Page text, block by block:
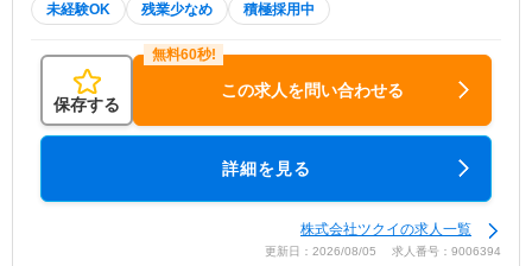
未経験OK 残業少なめ 積極採用中
保存する
この求人を問い合わせる
詳細を見る
株式会社ツクイの求人一覧
更新日：2026/08/05 求人番号：9006394